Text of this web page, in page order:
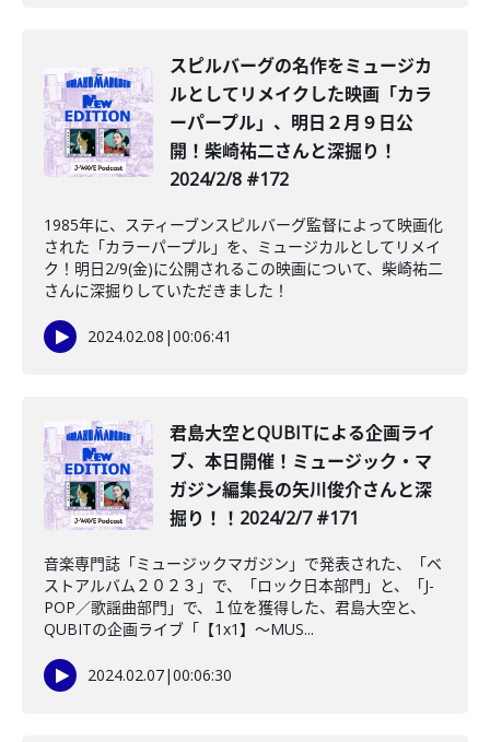
スピルバーグの名作をミュージカ
ルとしてリメイクした映画「カラ
ーパープル」、明日２月９日公
開！柴崎祐二さんと深掘り！
2024/2/8 #172
1985年に、スティーブンスピルバーグ監督によって映画化
された「カラーパープル」を、ミュージカルとしてリメイ
ク！明日2/9(金)に公開されるこの映画について、柴崎祐二
さんに深掘りしていただきました！
2024.02.08 |00:06:41
君島大空とQUBITによる企画ライ
ブ、本日開催！ミュージック・マ
ガジン編集長の矢川俊介さんと深
掘り！！2024/2/7 #171
音楽専門誌「ミュージックマガジン」で発表された、「ベ
ストアルバム２０２３」で、「ロック日本部門」と、「J-
POP／歌謡曲部門」で、１位を獲得した、君島大空と、
QUBITの企画ライブ「【1x1】～MUS...
2024.02.07|00:06:30